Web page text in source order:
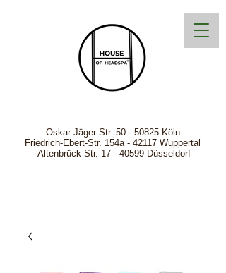
Oskar-Jäger-Str. 50 - 50825Köln
Friedrich-Ebert-Str. 154a - 42117 Wuppertal
Altenbrück-Str. 17 - 40599 Düsseldorf